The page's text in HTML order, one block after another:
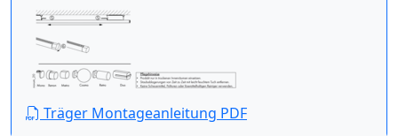
Träger Montageanleitung PDF